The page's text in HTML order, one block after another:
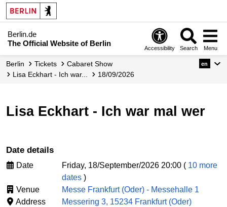
Berlin.de
The Official Website of Berlin
Accessibility Search Menu
Berlin Tickets
Cabaret Show
Lisa Eckhart - Ich war...
18/09/2026
en
Lisa Eckhart - Ich war mal wer
Date details
Date Friday, 18/September/2026 20:00 ( 10 more
dates )
Venue
Messe Frankfurt (Oder) - Messehalle 1
Address
Messering 3, 15234 Frankfurt (Oder)